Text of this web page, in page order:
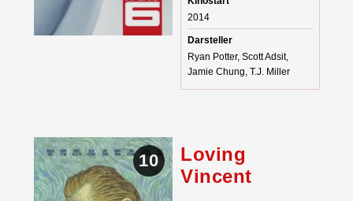
2014
Darsteller
Ryan Potter, Scott Adsit,
Jamie Chung, T.J. Miller
10
Loving
Vincent